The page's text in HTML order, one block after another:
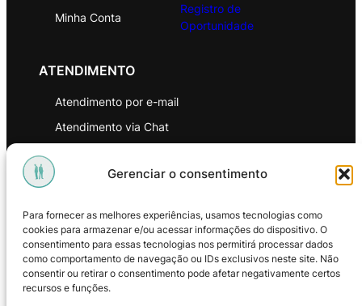
Gerenciar o consentimento
Para fornecer as melhores experiências, usamos tecnologias como
cookies para armazenar e/ou acessar informações do dispositivo. O
consentimento para essas tecnologias nos permitirá processar dados
como comportamento de navegação ou IDs exclusivos neste site. Não
consentir ou retirar o consentimento pode afetar negativamente certos
recursos e funções.
Minha Conta
Registro de
Oportunidade
ATENDIMENTO
Atendimento por e-mail
Atendimento via Chat
Política de Privacidade
Política de Troca e Devoluções
Política de Reembolso